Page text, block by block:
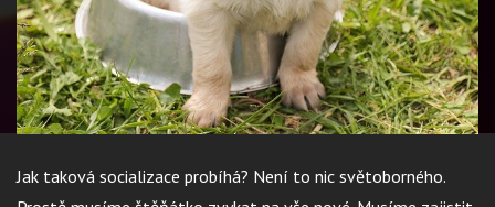
Jak taková socializace probíhá? Není to nic světoborného.